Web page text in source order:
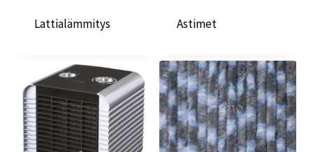
Lattialämmitys Astimet